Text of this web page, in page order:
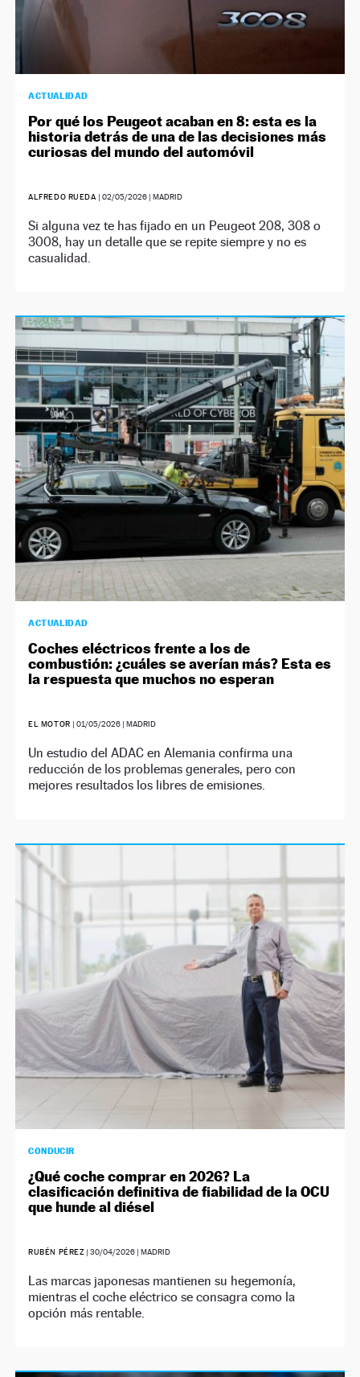
ACTUALIDAD
Por qué los Peugeot acaban en 8: esta es la
historia detrás de una de las decisiones más
curiosas del mundo del automóvil
ALFREDO RUEDA | 02/05/2026| MADRID
Si alguna vez te has fijado en un Peugeot 208, 308 o
3008, hay un detalle que se repite siempre y no es
casualidad.
ACTUALIDAD
Coches eléctricos frente a los de
combustión: ¿cuáles se averían más? Esta es
la respuesta que muchos no esperan
EL MOTOR | 01/05/2026| MADRID
Un estudio del ADAC en Alemania confirma una
reducción de los problemas generales, pero con
mejores resultados los libres de emisiones.
CONDUCIR
¿Qué coche comprar en 2026? La
clasificación definitiva de fiabilidad de la OCU
que hunde al diésel
RUBÉN PÉREZ |30/04/2026 | MADRID
Las marcas japonesas mantienen su hegemonía,
mientras el coche eléctrico se consagra como la
opción más rentable.